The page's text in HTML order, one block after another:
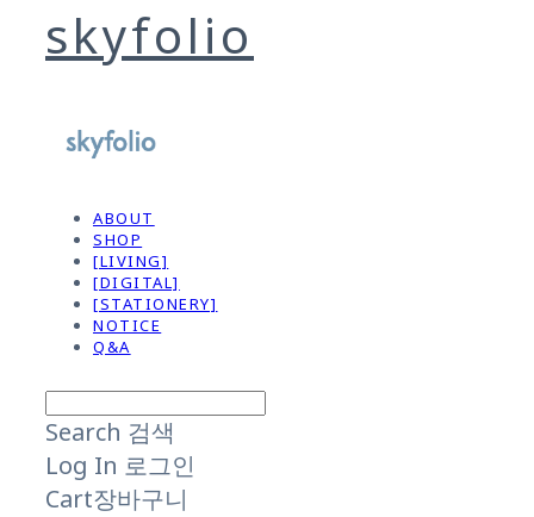
skyfolio
ABOUT
SHOP
[LIVING]
[DIGITAL]
[STATIONERY]
NOTICE
Q&A
Search 검색
Log In 로그인
Cart장바구니